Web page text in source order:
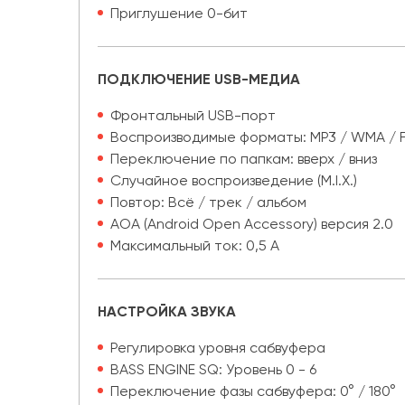
Приглушение 0-бит
ПОДКЛЮЧЕНИЕ USB-МЕДИА
Фронтальный USB-порт
Воспроизводимые форматы: MP3 / WMA /
Переключение по папкам: вверх / вниз
Случайное воспроизведение (M.I.X.)
Повтор: Всё / трек / альбом
AOA (Android Open Accessory) версия 2.0
Максимальный ток: 0,5 А
НАСТРОЙКА ЗВУКА
Регулировка уровня сабвуфера
BASS ENGINE SQ: Уровень 0 - 6
Переключение фазы сабвуфера: 0° / 180°